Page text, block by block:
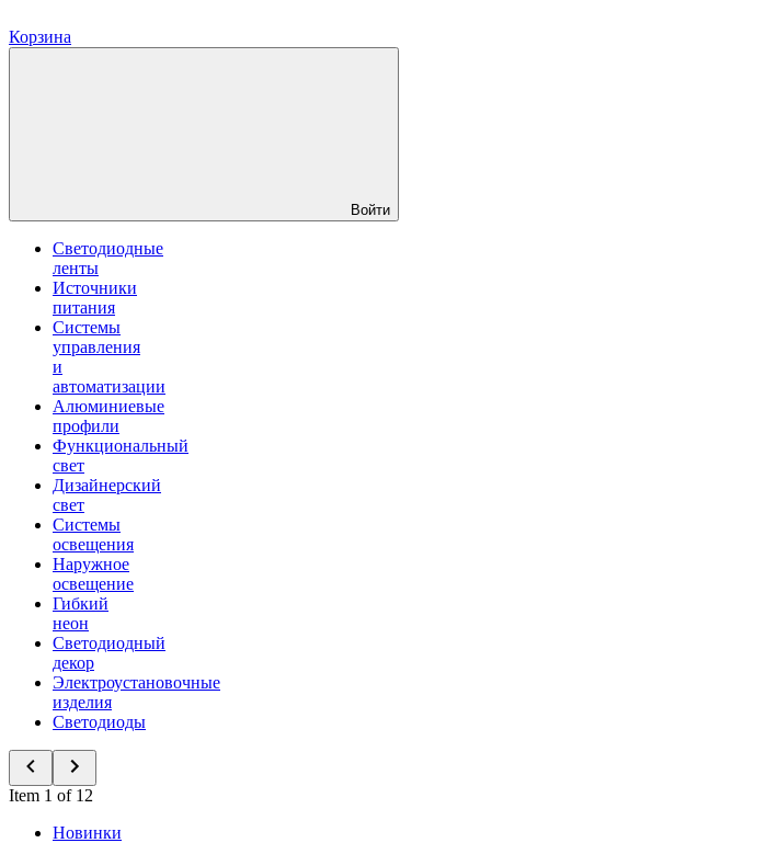
Корзина
Войти
Светодиодные
ленты
Источники
питания
Системы
управления
и
автоматизации
Алюминиевые
профили
Функциональный
свет
Дизайнерский
свет
Системы
освещения
Наружное
освещение
Гибкий
неон
Светодиодный
декор
Электроустановочные
изделия
Светодиоды
Item 1 of 12
Новинки